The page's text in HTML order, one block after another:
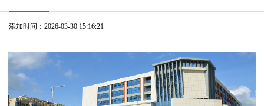
添加时间：2026-03-30 15:16:21